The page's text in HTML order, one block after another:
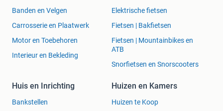
Banden en Velgen
Carrosserie en Plaatwerk
Motor en Toebehoren
Interieur en Bekleding
Elektrische fietsen
Fietsen | Bakfietsen
Fietsen | Mountainbikes en
ATB
Snorfietsen en Snorscooters
Huis en Inrichting
Bankstellen
Huizen en Kamers
Huizen te Koop